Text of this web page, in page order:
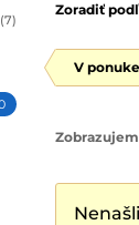
(7)
Zoradiť
V